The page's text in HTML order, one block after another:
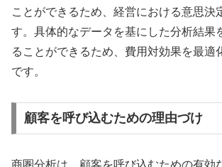
ことができるため、経営における意思決
す。具体的なデータを基にした分析結果
ることができるため、費用対効果を最適
です。
顧客を呼び込むための理由づけ